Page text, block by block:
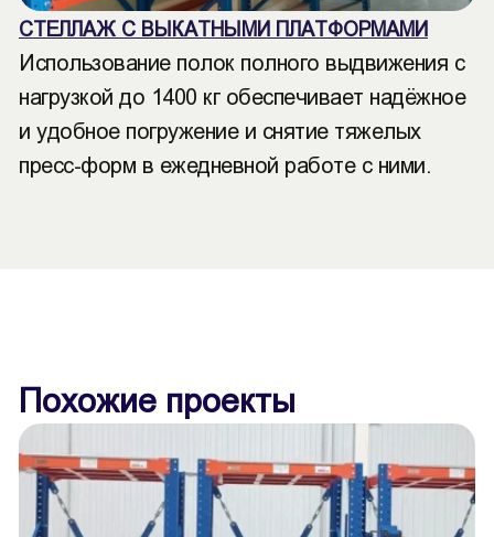
СТЕЛЛАЖ С ВЫКАТНЫМИ ПЛАТФОРМАМИ
Использование полок полного выдвижения с
нагрузкой до 1400 кг обеспечивает надёжное
и удобное погружение и снятие тяжелых
пресс-форм в ежедневной работе с ними.
Похожие проекты